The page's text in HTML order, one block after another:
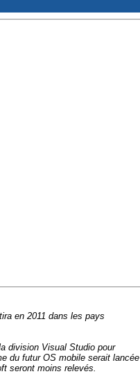
en 2011 dans les pays
division Visual Studio pour
du futur OS mobile serait lancée
seront moins relevés.